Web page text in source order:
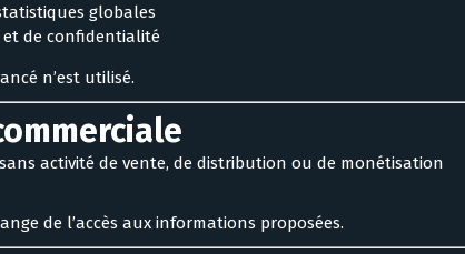
globales
et de confidentialité
n’est utilisé.
activité de vente, de distribution ou de monétisation
de l’accès aux informations proposées.